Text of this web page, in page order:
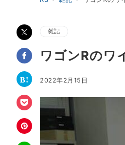
雑記
ワゴンRのワ
2022年2月15日